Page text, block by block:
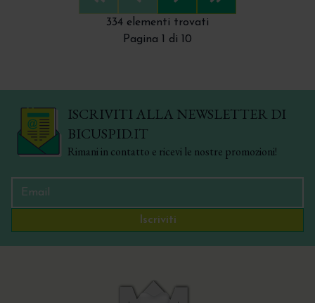
First Previous
334 elementi trovati
Pagina 1 di 10
NextLast
ISCRIVITI ALLA NEWSLETTER DI
BICUSPID.IT
Rimani in contatto e ricevi le nostre promozioni!
Iscriviti